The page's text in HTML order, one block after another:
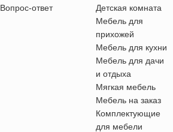
Вопрос-ответ
Детская комната
Мебель для
прихожей
Мебель для кухни
Мебель для дачи
и отдыха
Мягкая мебель
Мебель на заказ
Комплектующие
для мебели